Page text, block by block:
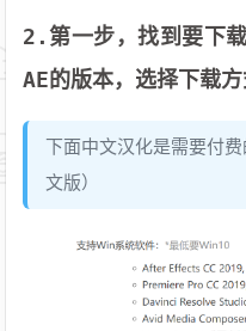
2.第一步，找到要下
AE的版本，选择下载方
下面中文汉化是需要付
文版）